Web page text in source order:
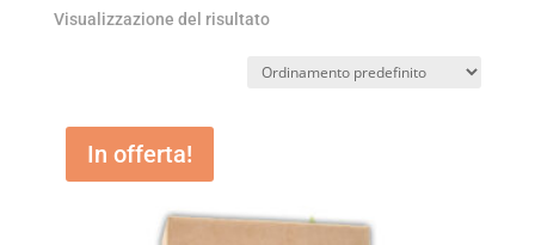
Visualizzazione del risultato
In offerta!